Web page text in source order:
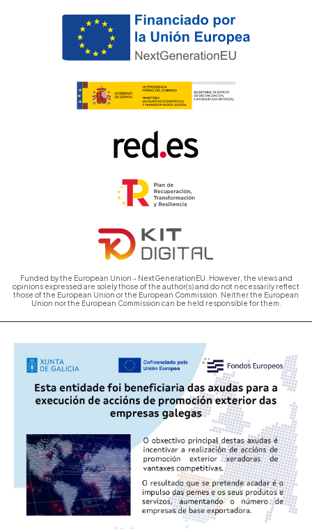
Funded by the European Union - NextGenerationEU. However, the views and
opinions expressed are solely those of the author(s) and do not necessarily reflect
those of the European Union or the European Commission. Neither the European
Union nor the European Commission can be held responsible for them.